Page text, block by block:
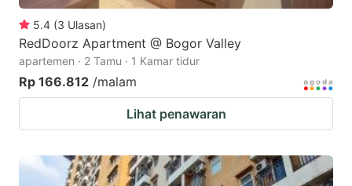
5.4 (3 Ulasan)
RedDoorz Apartment @ Bogor Valley
apartemen · 2 Tamu · 1 Kamar tidur
Rp 166.812 /malam
Lihat penawaran